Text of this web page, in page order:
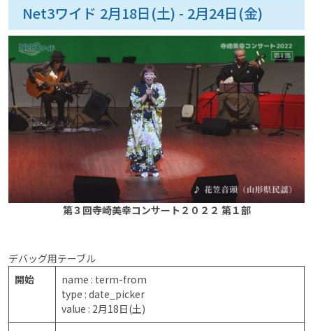
Net3ワイド 2月18日(土) - 2月24日(金)
第３回寺崎美幸コンサート２０２２ 第１部
デバッグ用テーブル
開始
name : term-from
type : date_picker
value : 2月18日(土)